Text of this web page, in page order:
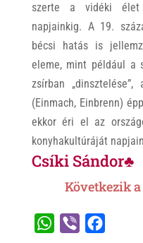
szerte a vidéki élet
napjainkig. A 19.
bécsi hatás is
eleme, mint például a
zsírban
(Einmach, Einbrenn)
ekkor éri el az
konyhakultúráját
Csíki Sándor♣
Következik